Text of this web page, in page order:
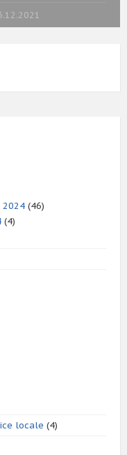
(46)
(4)
locale (4)